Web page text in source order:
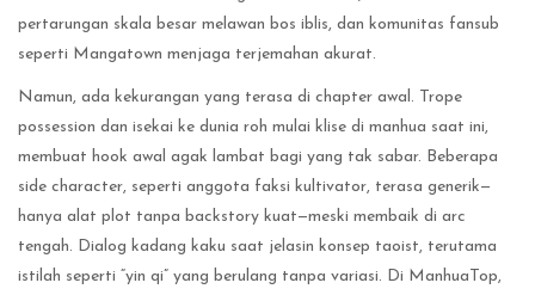
pertarungan skala besar melawan bos iblis, dan komunitas fansub
seperti Mangatown menjaga terjemahan akurat.
Namun, ada kekurangan yang terasa di chapter awal. Trope
possession dan isekai ke dunia roh mulai klise di manhua saat ini,
membuat hook awal agak lambat bagi yang tak sabar. Beberapa
side character, seperti anggota faksi kultivator, terasa generik—
hanya alat plot tanpa backstory kuat—meski membaik di arc
tengah. Dialog kadang kaku saat jelasin konsep taoist, terutama
istilah seperti “yin qi” yang berulang tanpa variasi. Di ManhuaTop,